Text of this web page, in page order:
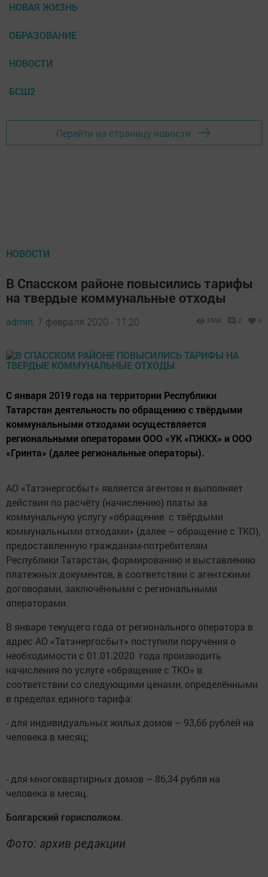
НОВАЯ ЖИЗНЬ
ОБРАЗОВАНИЕ
НОВОСТИ
БСШ2
Перейти на страницу новости
НОВОСТИ
В Спасском районе повысились тарифы
на твердые коммунальные отходы
admin, 7 февраля 2020 - 11:20 3508 2 0
С января 2019 года на территории Республики
Татарстан деятельность по обращению с твёрдыми
коммунальными отходами осуществляется
региональными операторами ООО «УК «ПЖКХ» и ООО
«Гринта» (далее региональные операторы).
АО «Татэнергосбыт» является агентом и выполняет
действия по расчёту (начислению) платы за
коммунальную услугу «обращение с твёрдыми
коммунальными отходами» (далее – обращение с ТКО),
предоставленную гражданам-потребителям
Республики Татарстан, формированию и выставлению
платежных документов, в соответствии с агентскими
договорами, заключёнными с региональными
операторами.
В январе текущего года от регионального оператора в
адрес АО «Татэнергосбыт» поступили поручения о
необходимости с 01.01.2020 года производить
начисления по услуге «обращение с ТКО» в
соответствии со следующими ценами, определёнными
в пределах единого тарифа:
- для индивидуальных жилых домов – 93,66 рублей на
человека в месяц;
- для многоквартирных домов – 86,34 рубля на
человека в месяц.
Болгарский горисполком.
Фото: архив редакции